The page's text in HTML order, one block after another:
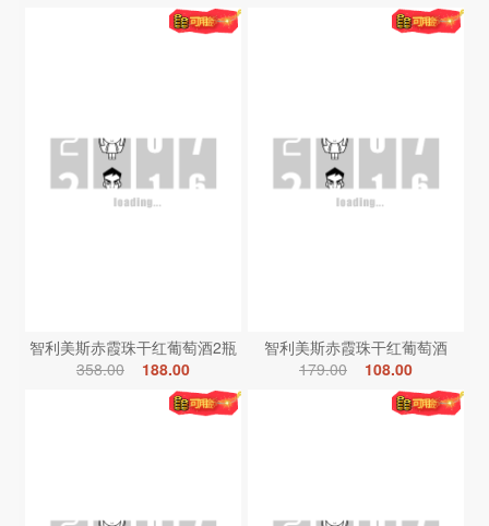
智利美斯赤霞珠干红葡萄酒2瓶
358.00
188.00
智利美斯赤霞珠干红葡萄酒
179.00
108.00